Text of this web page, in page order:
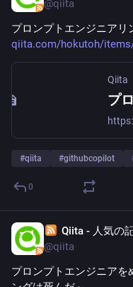
@qiita
プロンプトエンジニアリ
qiita.com/hokutoh/
Qiita
#qiita #githubcopilot
0
Qiita - 人気の
@qiita
プロンプトエンジニアを